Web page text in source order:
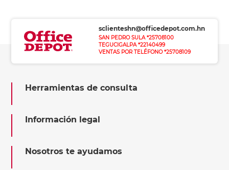
sclienteshn@officedepot.com.hn
SAN PEDRO SULA *25708100
TEGUCIGALPA *22140499
VENTAS POR TELÉFONO *25708109
Herramientas de consulta
Información legal
Nosotros te ayudamos